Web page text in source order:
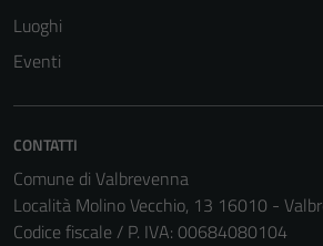
Luoghi
Eventi
CONTATTI
Comune di Valbrevenna
Località Molino Vecchio, 13 16010 -
Codice fiscale / P. IVA: 00684080104